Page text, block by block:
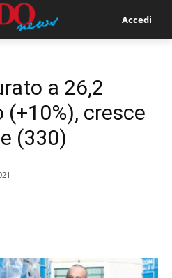
Accedi
a 26,2
cresce
(330)